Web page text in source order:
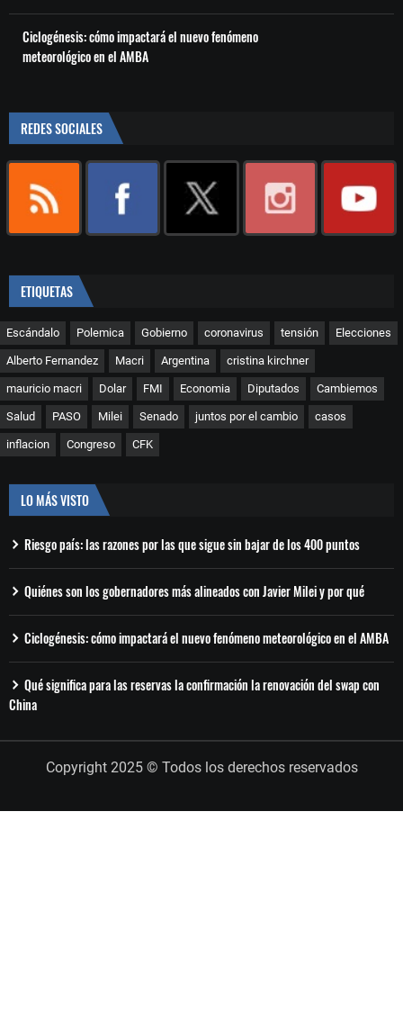
Ciclogénesis: cómo impactará el nuevo fenómeno
meteorológico en el AMBA
REDES SOCIALES
ETIQUETAS
Escándalo Polemica Gobierno coronavirus tensión Elecciones
Alberto Fernandez Macri Argentina cristina kirchner
mauricio macri Dolar FMI Economia Diputados Cambiemos
Salud PASO Milei Senado juntos por el cambio casos
inflacion Congreso CFK
LO MÁS VISTO
Riesgo país: las razones por las que sigue sin bajar de los 400 puntos
Quiénes son los gobernadores más alineados con Javier Milei y por qué
Ciclogénesis: cómo impactará el nuevo fenómeno meteorológico en el AMBA
Qué significa para las reservas la confirmación la renovación del swap con
China
Copyright 2025 © Todos los derechos reservados